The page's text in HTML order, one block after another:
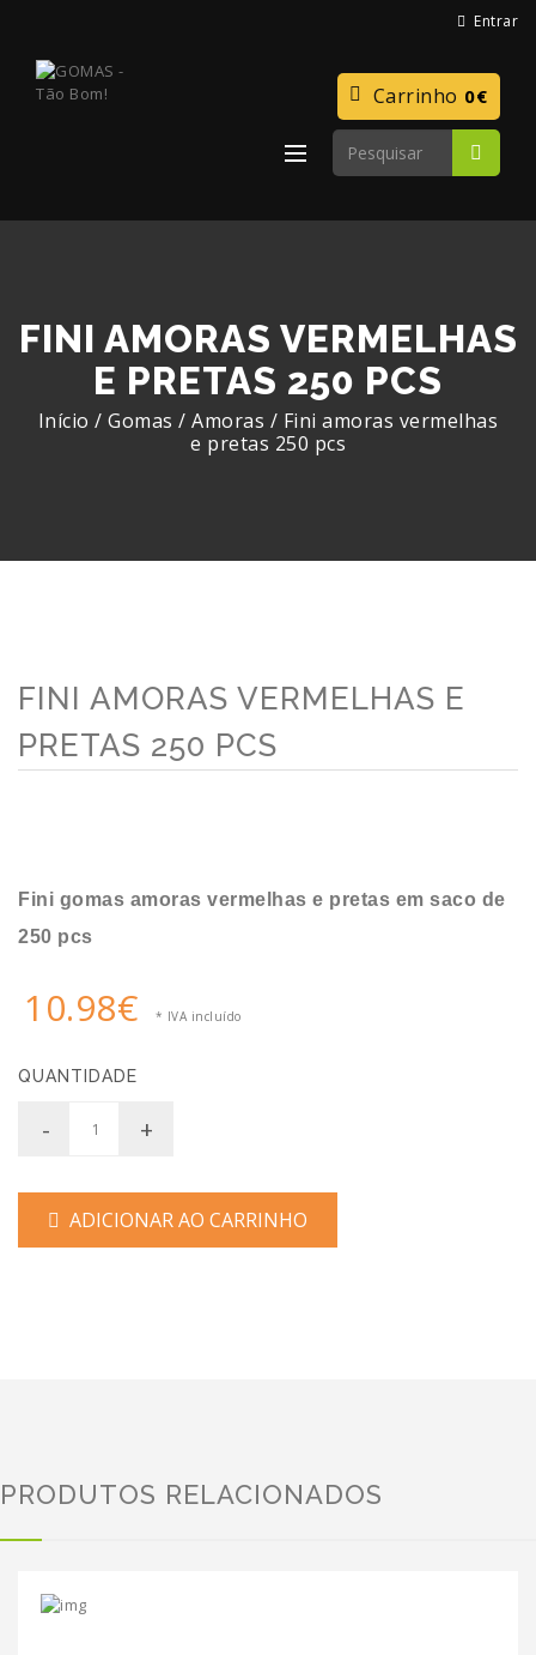
Entrar
Carrinho 0€
FINI AMORAS VERMELHAS
E PRETAS 250 PCS
Início / Gomas / Amoras / Fini amoras vermelhas
e pretas 250 pcs
FINI AMORAS VERMELHAS E
PRETAS 250 PCS
Fini gomas amoras vermelhas e pretas em saco de
250 pcs
10.98€ * IVA incluído
QUANTIDADE
- +
ADICIONAR AO CARRINHO
PRODUTOS RELACIONADOS